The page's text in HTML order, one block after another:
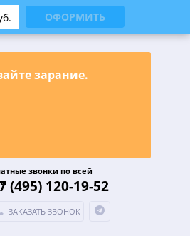
зарание.
звонки по всей
(495) 120-19-52
ЗАКАЗАТЬ ЗВОНОК
ОФОРМИТЬ